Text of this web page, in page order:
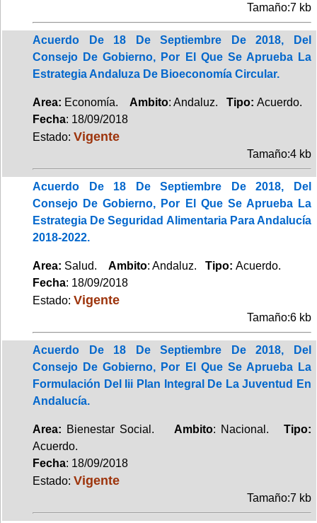
Tamaño:7 kb
Acuerdo De 18 De Septiembre De 2018, Del
Consejo De Gobierno, Por El Que Se Aprueba La
Estrategia Andaluza De Bioeconomía Circular.
Area: Economía. Ambito: Andaluz. Tipo: Acuerdo.
Fecha: 18/09/2018
Estado: Vigente
Tamaño:4 kb
Acuerdo De 18 De Septiembre De 2018, Del
Consejo De Gobierno, Por El Que Se Aprueba La
Estrategia De Seguridad Alimentaria Para Andalucía
2018-2022.
Area: Salud. Ambito: Andaluz. Tipo: Acuerdo.
Fecha: 18/09/2018
Estado: Vigente
Tamaño:6 kb
Acuerdo De 18 De Septiembre De 2018, Del
Consejo De Gobierno, Por El Que Se Aprueba La
Formulación Del Iii Plan Integral De La Juventud En
Andalucía.
Area: Bienestar Social. Ambito: Nacional. Tipo:
Acuerdo.
Fecha: 18/09/2018
Estado: Vigente
Tamaño:7 kb